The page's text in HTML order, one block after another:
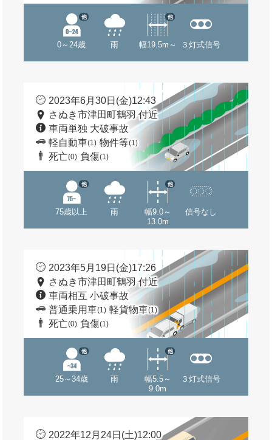
0～24歳
他
雨 幅19.5m～
他
３灯式信号
2023年6月30日(金)12:43
さぬき市津田町鶴羽 付近
車両単独 大破事故
軽自動車(1) 物件等(1)
死亡(0) 負傷(1)
75歳以上
他
雨
幅9.0～
13.0m
他
信号なし
2023年5月19日(金)17:26
さぬき市津田町鶴羽 付近
車両相互 小破事故
普通乗用車(1) 軽貨物車(1)
死亡(0) 負傷(1)
25～34歳
他
雨
幅5.5～
9.0m
他
３灯式信号
2022年12月24日(土)12:00